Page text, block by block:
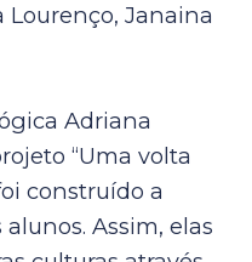
Lourenço, Janaina
Adriana
“Uma volta
construído a
Assim, elas